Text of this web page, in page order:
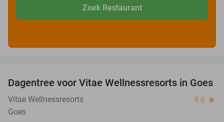
Zoek Restaurant
49%
Dagentree voor Vitae Wellnessresorts in Goes
Vitae Wellnessresorts 9.6 star
Goes